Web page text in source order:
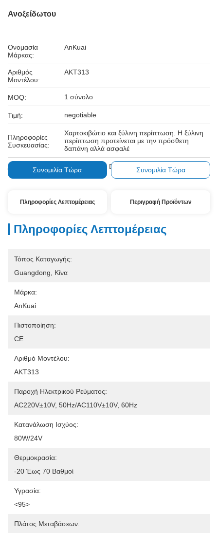
Ανοξείδωτου
Ονομασία
Μάρκας:
AnKuai
Αριθμός
Μοντέλου:
AKT313
MOQ: 1 σύνολο
Τιμή: negotiable
Πληροφορίες
Συσκευασίας:
Χαρτοκιβώτιο και ξύλινη περίπτωση. Η ξύλινη
περίπτωση προτείνεται με την πρόσθετη
δαπάνη αλλά ασφαλέ
Όροι Πληρωμής:
D/A, L/C, D/A, D/P, T/T, Western Union,
MoneyGram
Συνομιλία Τώρα Συνομιλία Τώρα
Πληροφορίες Λεπτομέρειας Περιγραφή Προϊόντων
Πληροφορίες Λεπτομέρειας
Τόπος Καταγωγής:
Guangdong, Κίνα
Μάρκα:
AnKuai
Πιστοποίηση:
CE
Αριθμό Μοντέλου:
AKT313
Παροχή Ηλεκτρικού Ρεύματος:
AC220V±10V, 50Hz/AC110V±10V, 60Hz
Κατανάλωση Ισχύος:
80W/24V
Θερμοκρασία:
-20 Έως 70 Βαθμοί
Υγρασία:
<95>
Πλάτος Μεταβάσεων: